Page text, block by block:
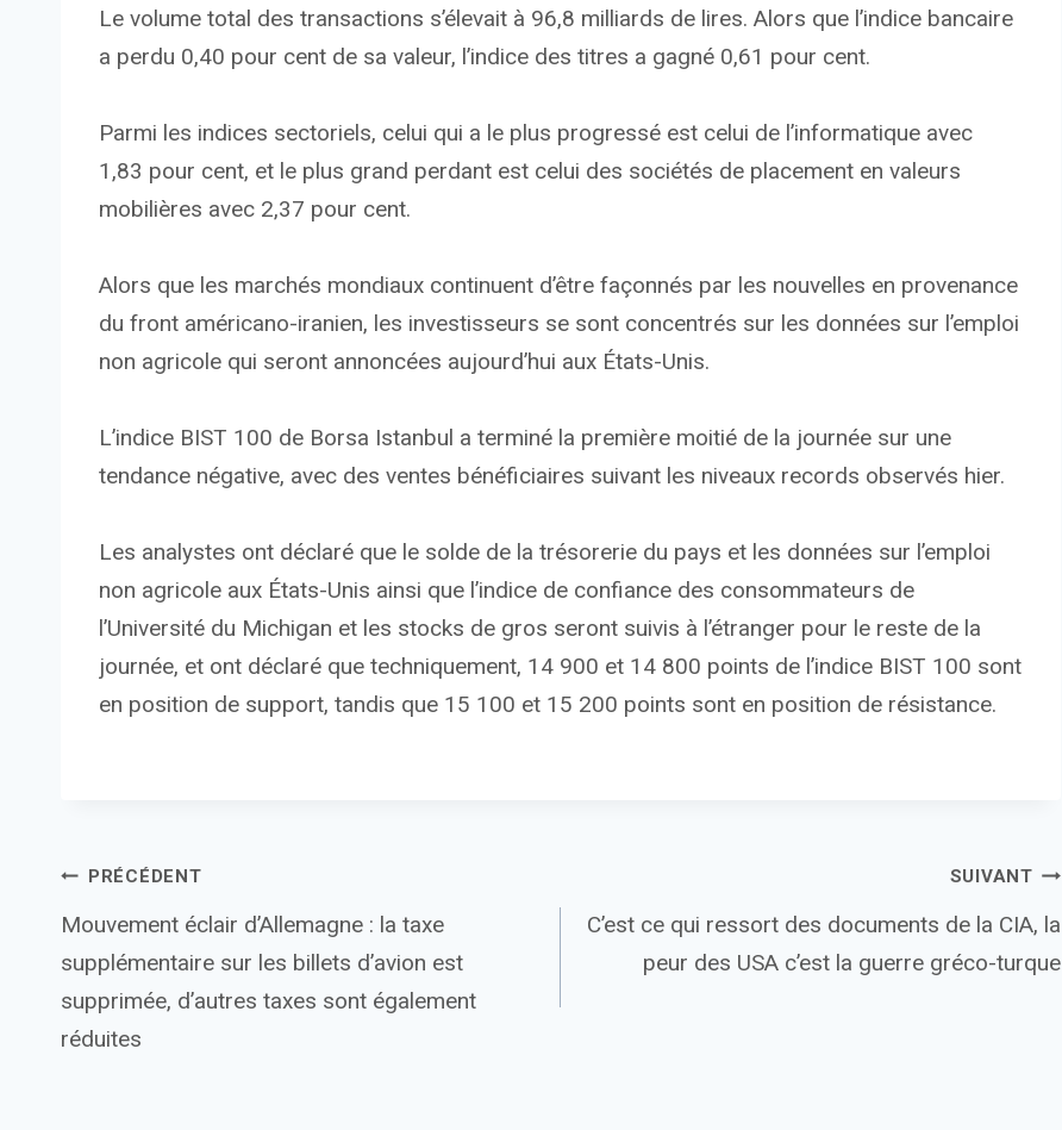
Le volume total des transactions s’élevait à 96,8 milliards de lires. Alors que l’indice bancaire
a perdu 0,40 pour cent de sa valeur, l’indice des titres a gagné 0,61 pour cent.
Parmi les indices sectoriels, celui qui a le plus progressé est celui de l’informatique avec
1,83 pour cent, et le plus grand perdant est celui des sociétés de placement en valeurs
mobilières avec 2,37 pour cent.
Alors que les marchés mondiaux continuent d’être façonnés par les nouvelles en provenance
du front américano-iranien, les investisseurs se sont concentrés sur les données sur l’emploi
non agricole qui seront annoncées aujourd’hui aux États-Unis.
L’indice BIST 100 de Borsa Istanbul a terminé la première moitié de la journée sur une
tendance négative, avec des ventes bénéficiaires suivant les niveaux records observés hier.
Les analystes ont déclaré que le solde de la trésorerie du pays et les données sur l’emploi
non agricole aux États-Unis ainsi que l’indice de confiance des consommateurs de
l’Université du Michigan et les stocks de gros seront suivis à l’étranger pour le reste de la
journée, et ont déclaré que techniquement, 14 900 et 14 800 points de l’indice BIST 100 sont
en position de support, tandis que 15 100 et 15 200 points sont en position de résistance.
Navigation
de
l’article
PRÉCÉDENT
Mouvement éclair d’Allemagne : la taxe
supplémentaire sur les billets d’avion est
supprimée, d’autres taxes sont également
réduites
SUIVANT
C’est ce qui ressort des documents de la CIA, la
peur des USA c’est la guerre gréco-turque